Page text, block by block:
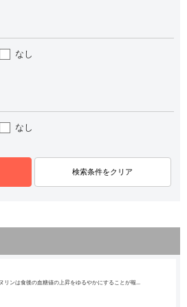
なし
なし
リンは食後の血糖値の上昇をゆるやかにすることが報...